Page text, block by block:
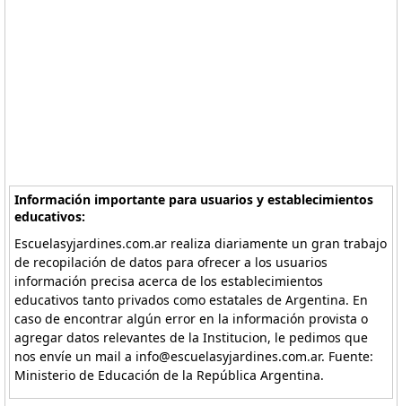
Información importante para usuarios y establecimientos
educativos:
Escuelasyjardines.com.ar realiza diariamente un gran trabajo
de recopilación de datos para ofrecer a los usuarios
información precisa acerca de los establecimientos
educativos tanto privados como estatales de Argentina. En
caso de encontrar algún error en la información provista o
agregar datos relevantes de la Institucion, le pedimos que
nos envíe un mail a info@escuelasyjardines.com.ar. Fuente:
Ministerio de Educación de la República Argentina.